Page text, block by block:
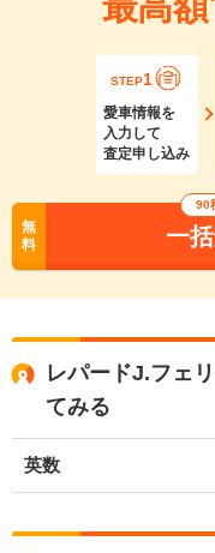
STEP1
愛車情報を
入力して
査定申し込み
無
料
90
一
レパードJ.フェ
てみる
英数